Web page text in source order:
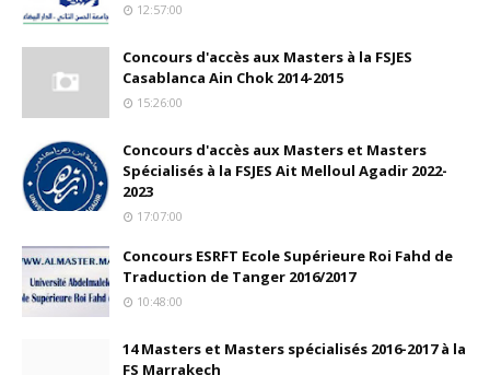
12:57:00
Concours d'accès aux Masters à la FSJES
Casablanca Ain Chok 2014-2015
15:26:00
Concours d'accès aux Masters et Masters
Spécialisés à la FSJES Ait Melloul Agadir 2022-
2023
17:07:00
Concours ESRFT Ecole Supérieure Roi Fahd de
Traduction de Tanger 2016/2017
10:48:00
14 Masters et Masters spécialisés 2016-2017 à la
FS Marrakech